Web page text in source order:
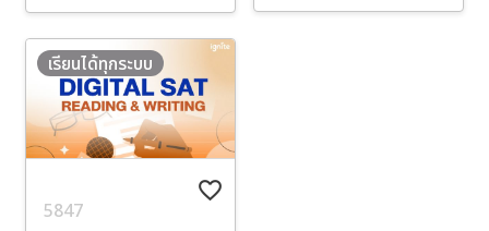
favorite_border
5847
เรียนได้ทุกระบบ